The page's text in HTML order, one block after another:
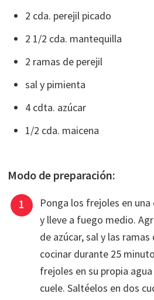
2 cda. perejil picado
2 1/2 cda. mantequilla
2 ramas de perejil
sal y pimienta
4 cdta. azúcar
1/2 cda. maicena
Modo de preparación:
Ponga los frejoles en
y lleve a fuego medio.
de azúcar, sal y las
cocinar durante 25
frejoles en su propia
cuele. Saltéelos en dos